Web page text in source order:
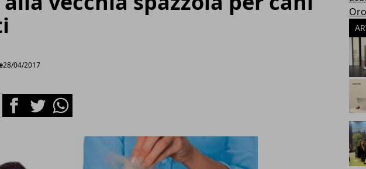
28/04/2017
FacebookTwitterWhatsapp